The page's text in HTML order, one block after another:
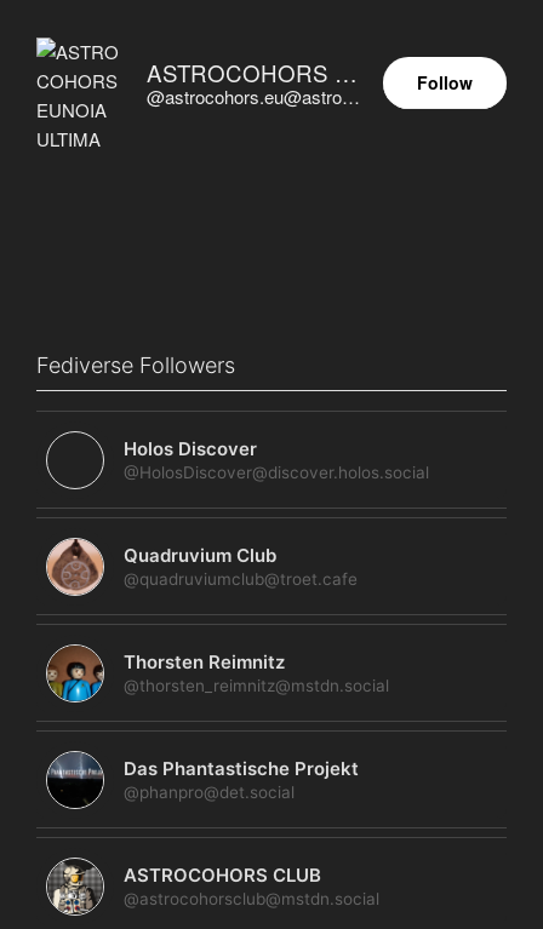
ASTROCOHORS EUNOIA ULTIMA
@astrocohors.eu@astrocohors.eu
Follow
Fediverse Followers
Holos Discover
@HolosDiscover@discover.holos.social
Quadruvium Club
@quadruviumclub@troet.cafe
Thorsten Reimnitz
@thorsten_reimnitz@mstdn.social
Das Phantastische Projekt
@phanpro@det.social
ASTROCOHORS CLUB
@astrocohorsclub@mstdn.social